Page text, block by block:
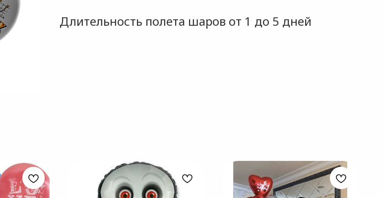
Длительность полета шаров от 1 до 5 дней